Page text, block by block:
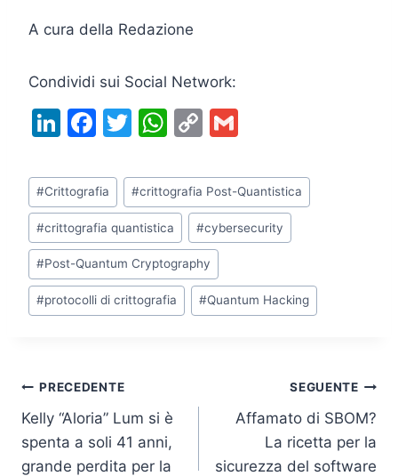
A cura della Redazione
Condividi sui Social Network:
Li
k
e
dI
n
F
c
e
b
o
o
k
T
itt
er
W
at
s
A
p
p
C
p
y
Li
n
k
ai
l
Tag
articolo:
#Crittografia #crittografia Post-Quantistica
#crittografia quantistica #cybersecurity
#Post-Quantum Cryptography
#protocolli di crittografia #Quantum Hacking
Navigazione
articoli
PRECEDENTE
Kelly “Aloria” Lum si è
spenta a soli 41 anni,
grande perdita per la
SEGUENTE
Affamato di SBOM?
La ricetta per la
sicurezza del software